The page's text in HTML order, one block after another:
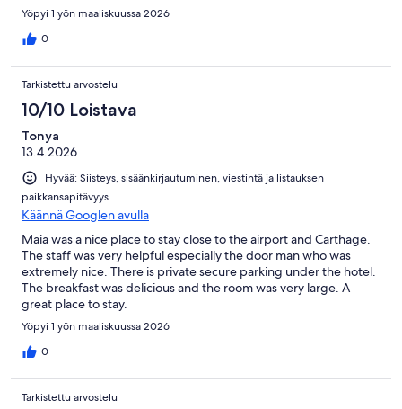
Yöpyi 1 yön maaliskuussa 2026
0
Tarkistettu arvostelu
10/10 Loistava
Tonya
13.4.2026
Hyvää: Siisteys, sisäänkirjautuminen, viestintä ja listauksen
paikkansapitävyys
Käännä Googlen avulla
Maia was a nice place to stay close to the airport and Carthage.
The staff was very helpful especially the door man who was
extremely nice. There is private secure parking under the hotel.
The breakfast was delicious and the room was very large. A
great place to stay.
Yöpyi 1 yön maaliskuussa 2026
0
Tarkistettu arvostelu